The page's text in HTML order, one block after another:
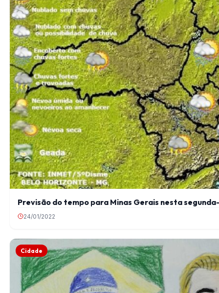
Previsão do tempo para Minas Gerais nesta
24/01/2022
Cidade